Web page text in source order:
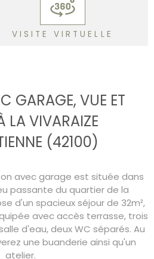
VISITE VIRTUELLE
GARAGE, VUE ET
LA VIVARAIZE
(42100)
avec garage est située dans
passante du quartier de la
d'un spacieux séjour de 32m²,
avec accès terrasse, trois
d'eau, deux WC séparés. Au
une buanderie ainsi qu'un
atelier.